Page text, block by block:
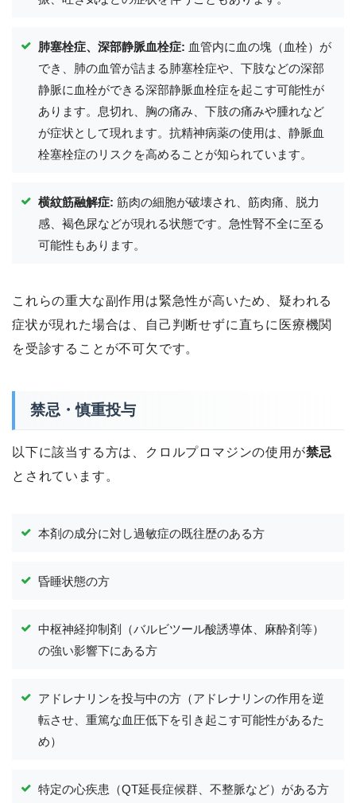
肺塞栓症、深部静脈血栓症: 血管内に血の塊（血栓）が
でき、肺の血管が詰まる肺塞栓症や、下肢などの深部
静脈に血栓ができる深部静脈血栓症を起こす可能性が
あります。息切れ、胸の痛み、下肢の痛みや腫れなど
が症状として現れます。抗精神病薬の使用は、静脈血
栓塞栓症のリスクを高めることが知られています。
横紋筋融解症: 筋肉の細胞が破壊され、筋肉痛、脱力
感、褐色尿などが現れる状態です。急性腎不全に至る
可能性もあります。
これらの重大な副作用は緊急性が高いため、疑われる
症状が現れた場合は、自己判断せずに直ちに医療機関
を受診することが不可欠です。
禁忌・慎重投与
以下に該当する方は、クロルプロマジンの使用が禁忌
とされています。
本剤の成分に対し過敏症の既往歴のある方
昏睡状態の方
中枢神経抑制剤（バルビツール酸誘導体、麻酔剤等）
の強い影響下にある方
アドレナリンを投与中の方（アドレナリンの作用を逆
転させ、重篤な血圧低下を引き起こす可能性があるた
め）
特定の心疾患（QT延長症候群、不整脈など）がある方